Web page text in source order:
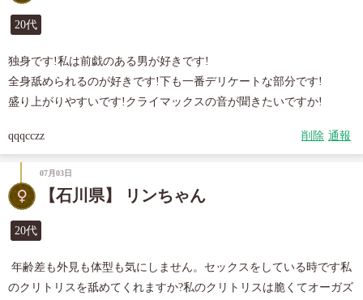
20代
独身です!私は前戯のある男が好きです!
全身舐められるのが好きです!下も一番デリケートな部分です!
盛り上がりやすいです!クライマックスの音が聞きたいですか!
qqqcczz 削除 通報
07月03日
【石川県】 リンちゃん
20代
のクリトリスを舐めてくれますか?私のクリトリスは脆くてオーガズ